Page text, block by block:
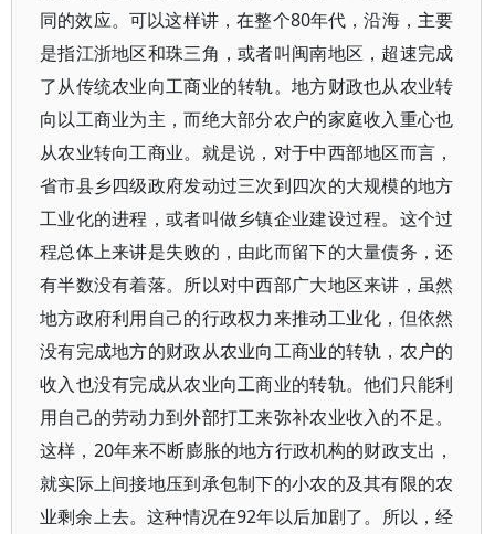
同的效应。可以这样讲，在整个80年代，沿海，主要
是指江浙地区和珠三角，或者叫闽南地区，超速完成
了从传统农业向工商业的转轨。地方财政也从农业转
向以工商业为主，而绝大部分农户的家庭收入重心也
从农业转向工商业。就是说，对于中西部地区而言，
省市县乡四级政府发动过三次到四次的大规模的地方
工业化的进程，或者叫做乡镇企业建设过程。这个过
程总体上来讲是失败的，由此而留下的大量债务，还
有半数没有着落。所以对中西部广大地区来讲，虽然
地方政府利用自己的行政权力来推动工业化，但依然
没有完成地方的财政从农业向工商业的转轨，农户的
收入也没有完成从农业向工商业的转轨。他们只能利
用自己的劳动力到外部打工来弥补农业收入的不足。
这样，20年来不断膨胀的地方行政机构的财政支出，
就实际上间接地压到承包制下的小农的及其有限的农
业剩余上去。这种情况在92年以后加剧了。所以，经